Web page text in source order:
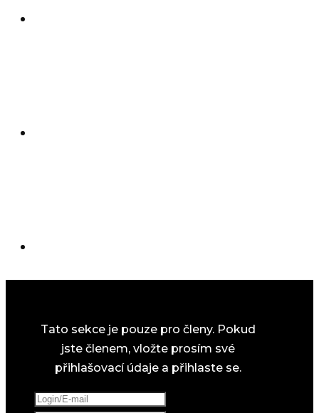
Tato sekce je pouze pro členy. Pokud
jste členem, vložte prosím své
přihlašovací údaje a přihlaste se.